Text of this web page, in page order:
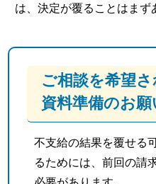
は、決定が覆ることはまず
ご相談を希望
資料準備のお願
不支給の結果を覆せる
るためには、前回の請